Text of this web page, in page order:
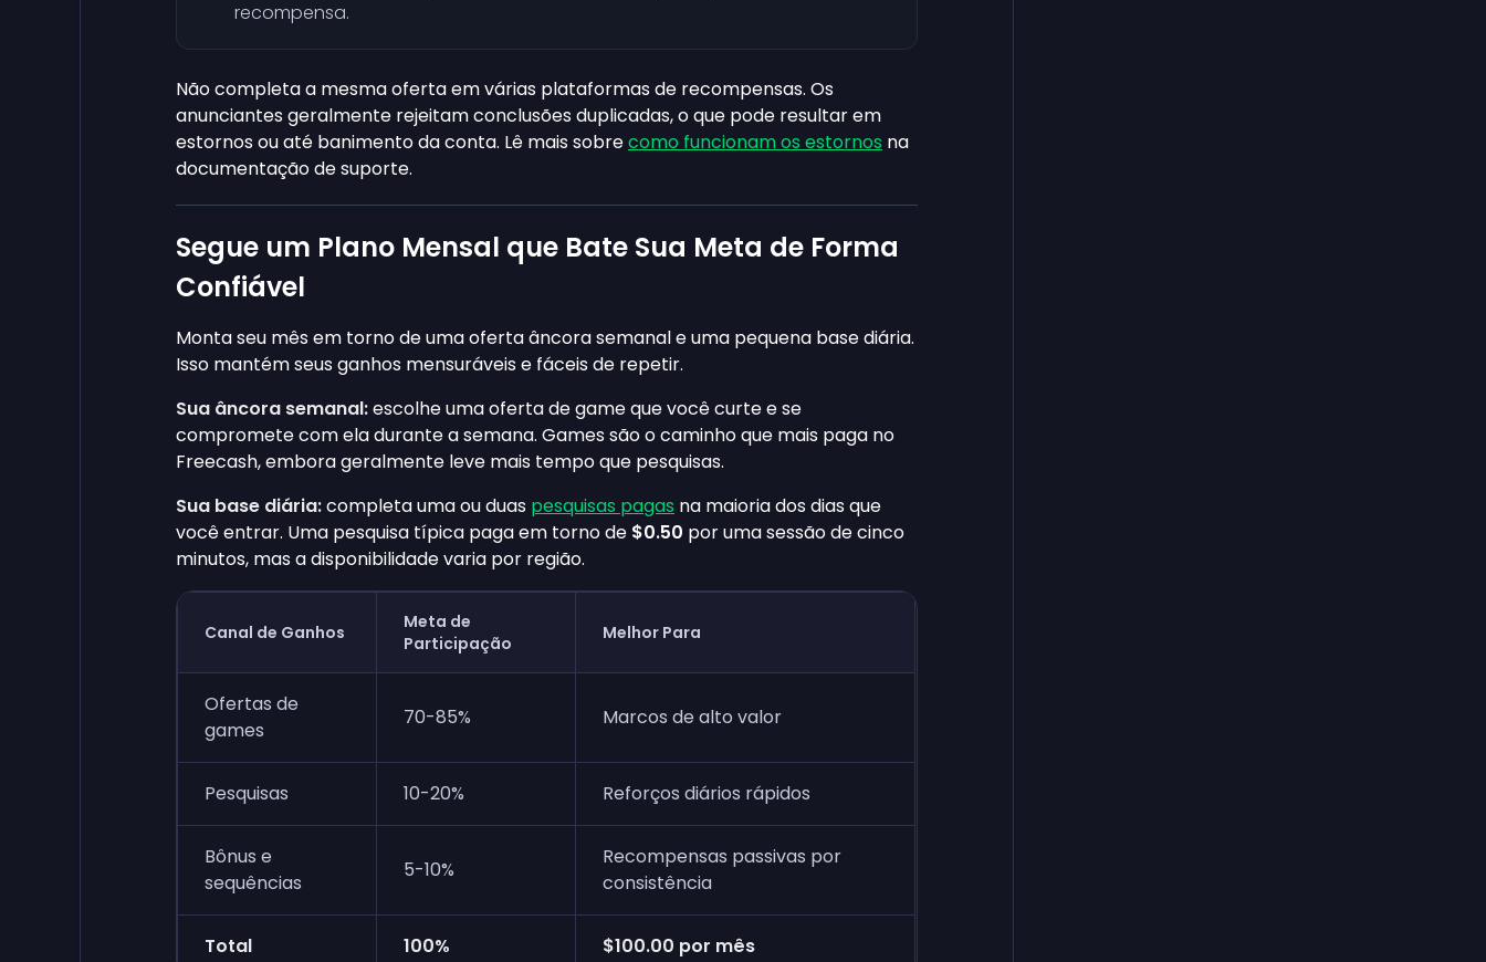
recompensa.
Não completa a mesma oferta em várias plataformas de recompensas. Os
anunciantes geralmente rejeitam conclusões duplicadas, o que pode resultar em
estornos ou até banimento da conta. Lê mais sobrecomo funcionam os estornos na
documentação de suporte.
Segue um Plano Mensal que Bate Sua Meta de Forma
Confiável
Monta seu mês em torno de uma oferta âncora semanal e uma pequena base diária.
Isso mantém seus ganhos mensuráveis e fáceis de repetir.
Sua âncora semanal:escolhe uma oferta de game que você curte e se
compromete com ela durante a semana. Games são o caminho que mais paga no
Freecash, embora geralmente leve mais tempo que pesquisas.
Sua base diária:completa uma ou duas pesquisas pagas na maioria dos dias que
você entrar. Uma pesquisa típica paga em torno de $0.50 por uma sessão de cinco
minutos, mas a disponibilidade varia por região.
Canal de Ganhos
Meta de
Participação
Melhor Para
Ofertas de
games
70-85% Marcos de alto valor
Pesquisas 10-20% Reforços diários rápidos
Bônus e
sequências
5-10%
Recompensas passivas por
consistência
Total 100% $100.00 por mês